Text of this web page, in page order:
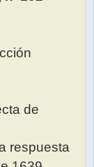
de
respuesta